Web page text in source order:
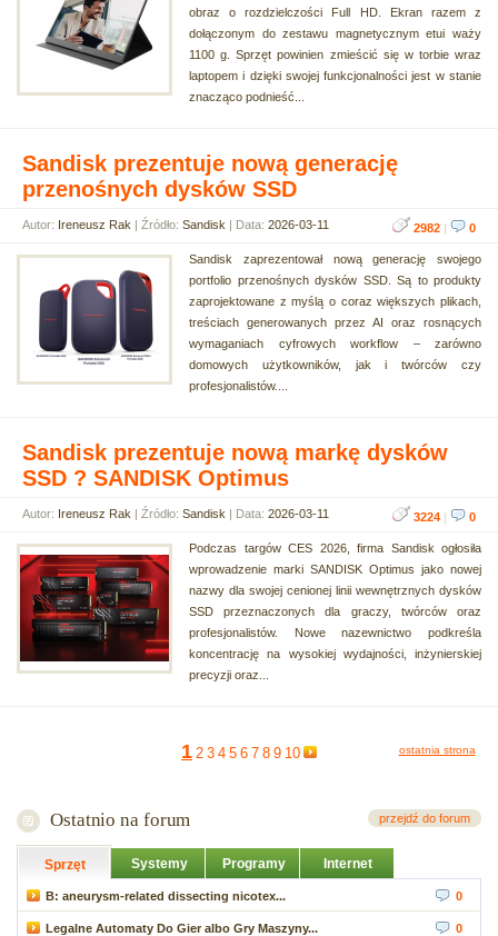
obraz o rozdzielczości Full HD. Ekran razem z
dołączonym do zestawu magnetycznym etui waży
1100 g. Sprzęt powinien zmieścić się w torbie wraz
laptopem i dzięki swojej funkcjonalności jest w stanie
znacząco podnieść...
Sandisk prezentuje nową generację
przenośnych dysków SSD
Autor: Ireneusz Rak | Źródło: Sandisk | Data: 2026-03-11 2982 | 0
Sandisk zaprezentował nową generację swojego
portfolio przenośnych dysków SSD. Są to produkty
zaprojektowane z myślą o coraz większych plikach,
treściach generowanych przez AI oraz rosnących
wymaganiach cyfrowych workflow – zarówno
domowych użytkowników, jak i twórców czy
profesjonalistów....
Sandisk prezentuje nową markę dysków
SSD ? SANDISK Optimus
Autor: Ireneusz Rak | Źródło: Sandisk | Data: 2026-03-11 3224 | 0
Podczas targów CES 2026, firma Sandisk ogłosiła
wprowadzenie marki SANDISK Optimus jako nowej
nazwy dla swojej cenionej linii wewnętrznych dysków
SSD przeznaczonych dla graczy, twórców oraz
profesjonalistów. Nowe nazewnictwo podkreśla
koncentrację na wysokiej wydajności, inżynierskiej
precyzji oraz...
1 2 3 4 5 6 7 8 9 10 ostatnia strona
Ostatnio na forum przejdź do forum
Sprzęt Systemy Programy Internet
B: aneurysm-related dissecting nicotex... 0
Legalne Automaty Do Gier albo Gry Maszyny... 0